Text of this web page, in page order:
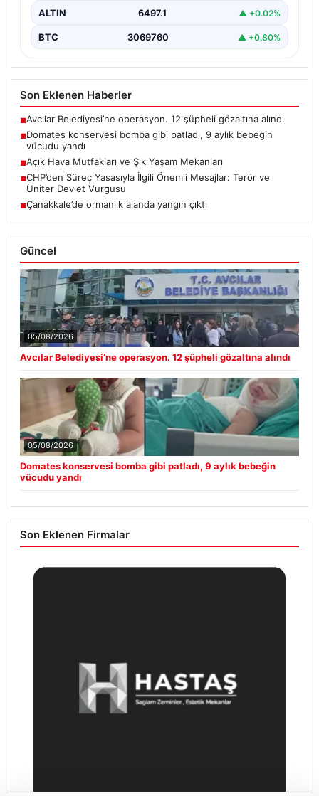
ALTIN 6497.1 ▲ +0.02%
BTC 3069760 ▲ +0.80%
Son Eklenen Haberler
■Avcılar Belediyesi’ne operasyon. 12 şüpheli gözaltına alındı
■Domates konservesi bomba gibi patladı, 9 aylık bebeğin
vücudu yandı
■Açık Hava Mutfakları ve Şık Yaşam Mekanları
■CHP’den Süreç Yasasıyla İlgili Önemli Mesajlar: Terör ve
Üniter Devlet Vurgusu
■Çanakkale’de ormanlık alanda yangın çıktı
Güncel
05/08/2026
Avcılar Belediyesi’ne operasyon. 12 şüpheli gözaltına alındı
05/08/2026
Domates konservesi bomba gibi patladı, 9 aylık bebeğin
vücudu yandı
Son Eklenen Firmalar